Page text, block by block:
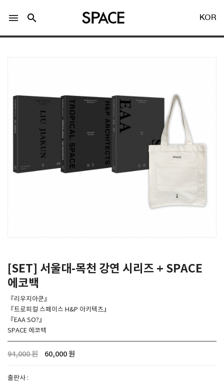
회원가입
Facebook 로그인
Twitter 로그인
공지사항
기사문의
광고문의
Contact
menu search KOR
[SET] 서울대-목천 강연 시리즈 + SPACE
에코백
『리우지아쿤』
『트로피컬 스페이스 H&P 아키텍츠』
『EAA SO?』
SPACE 에코백
94,000 원 60,000 원
출판사 :